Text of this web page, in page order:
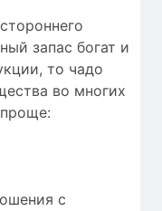
запас богат и
то чадо
во многих
с